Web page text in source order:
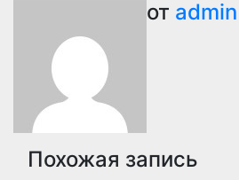
от admin
Похожая запись